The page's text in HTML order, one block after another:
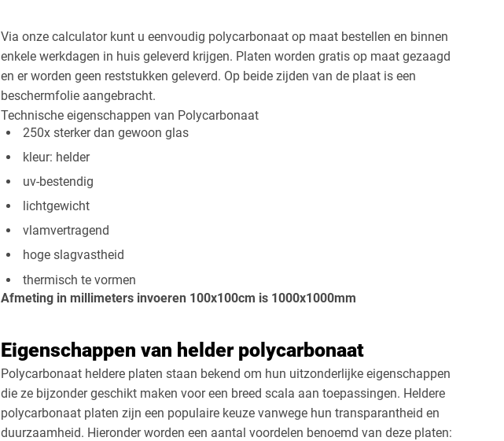
Afsnede
Vierkant met
uitsparing
Via onze calculator kunt u eenvoudig polycarbonaat op maat bestellen en binnen
enkele werkdagen in huis geleverd krijgen. Platen worden gratis op maat gezaagd
en er worden geen reststukken geleverd. Op beide zijden van de plaat is een
beschermfolie aangebracht.
Technische eigenschappen van Polycarbonaat
250x sterker dan gewoon glas
kleur: helder
uv-bestendig
lichtgewicht
vlamvertragend
hoge slagvastheid
thermisch te vormen
Afmeting in millimeters invoeren 100x100cm is 1000x1000mm
Eigenschappen van helder polycarbonaat
Polycarbonaat heldere platen staan bekend om hun uitzonderlijke eigenschappen
die ze bijzonder geschikt maken voor een breed scala aan toepassingen. Heldere
polycarbonaat platen zijn een populaire keuze vanwege hun transparantheid en
duurzaamheid. Hieronder worden een aantal voordelen benoemd van deze platen: